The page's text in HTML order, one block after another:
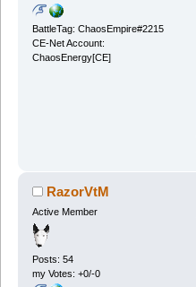
BattleTag: ChaosEmpire#2215
CE-Net Account:
ChaosEnergy[CE]
RazorVtM
Active Member
Posts: 54
my Votes: +0/-0